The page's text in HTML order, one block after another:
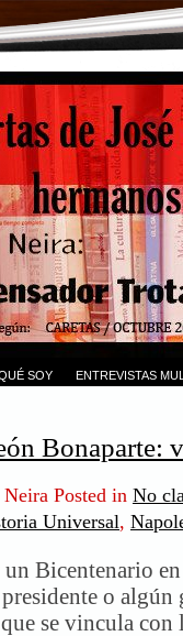
SOY ENTREVISTAS
Bonaparte:
Posted in No
Universal,
un Bicentenario
o algún
se vincula con